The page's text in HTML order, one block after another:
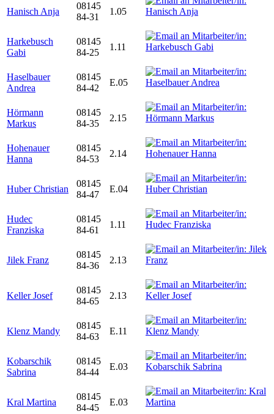
Hanisch Anja
08145
84-31
1.05
Harkebusch
Gabi
08145
84-25
1.11
Haselbauer
Andrea
08145
84-42
E.05
Hörmann
Markus
08145
84-35
2.15
Hohenauer
Hanna
08145
84-53
2.14
Huber Christian
08145
84-47
E.04
Hudec
Franziska
08145
84-61
1.11
Jilek Franz
08145
84-36
2.13
Keller Josef
08145
84-65
2.13
Klenz Mandy
08145
84-63
E.11
Kobarschik
Sabrina
08145
84-44
E.03
Kral Martina
08145
84-45
E.03